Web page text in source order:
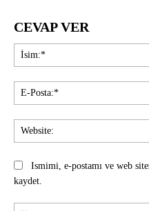
CEVAP VER
Ismimi, e-postamı ve web
kaydet.